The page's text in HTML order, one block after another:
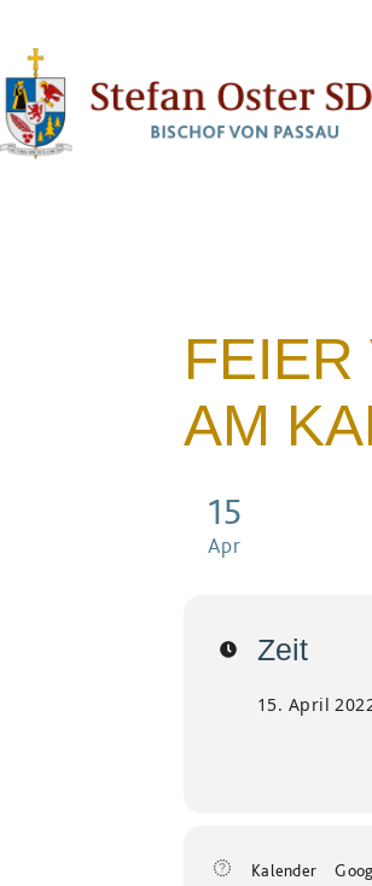
AM
15
Apr
Zeit
15. April
Kalender